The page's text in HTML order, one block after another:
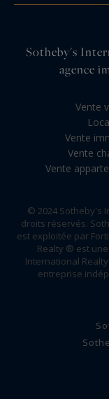
Sotheby's
agence
Vente
Vente
Vente
Vente
© 2024 Sotheby's
droits réservés.
est exploitée par
Realty ® est
International
entreprise